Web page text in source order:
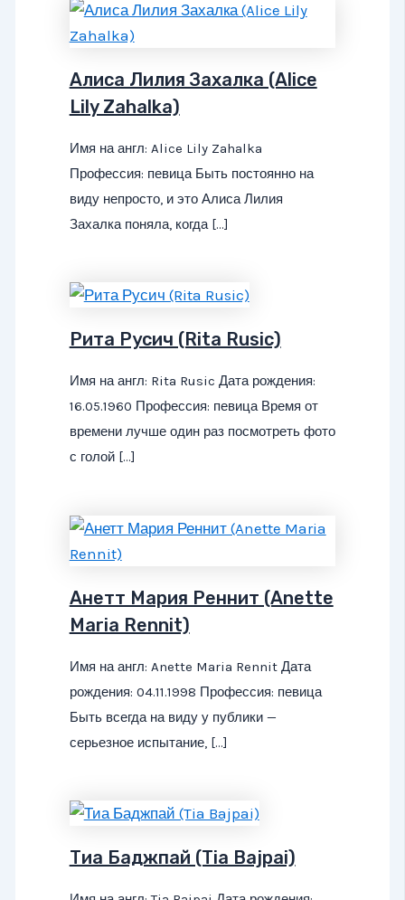
Алиса Лилия Захалка (Alice
Lily Zahalka)
Имя на англ: Alice Lily Zahalka
Профессия: певица Быть постоянно на
виду непросто, и это Алиса Лилия
Захалка поняла, когда […]
Рита Русич (Rita Rusic)
Имя на англ: Rita Rusic Дата рождения:
16.05.1960 Профессия: певица Время от
времени лучше один раз посмотреть фото
с голой […]
Анетт Мария Реннит (Anette
Maria Rennit)
Имя на англ: Anette Maria Rennit Дата
рождения: 04.11.1998 Профессия: певица
Быть всегда на виду у публики —
серьезное испытание, […]
Тиа Баджпай (Tia Bajpai)